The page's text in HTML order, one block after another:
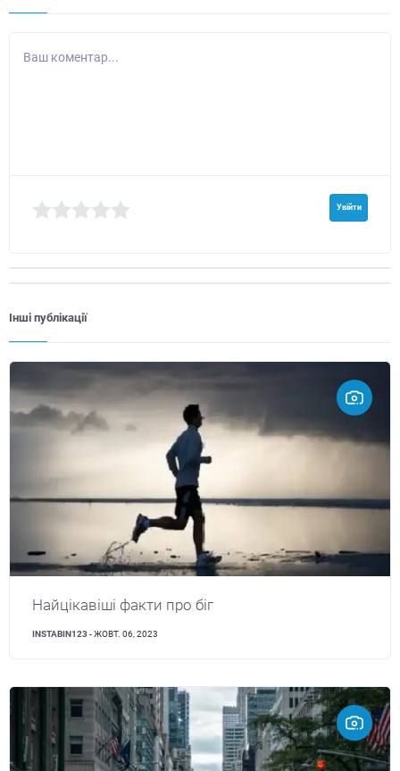
Ваш коментар...
Увійти
Інші публікації
Найцікавіші факти про біг
INSTABIN123 - ЖОВТ. 06, 2023